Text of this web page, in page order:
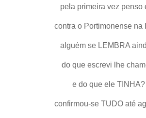
pela primeira vez penso
contra o Portimonense na
alguém se LEMBRA
do que escrevi lhe
e do que ele TINHA?
confirmou-se TUDO até